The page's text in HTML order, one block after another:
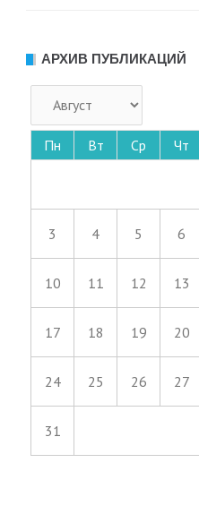
АРХИВ ПУБЛИКАЦИЙ
Пн Вт Ср Чт
3 4 5 6
10 11 12 13
17 18 19 20
24 25 26 27
31